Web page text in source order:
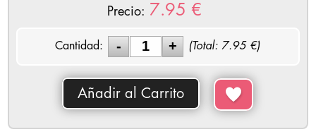
Precio: 7.95 €
Cantidad: (Total: 7.95 €)
Añadir al Carrito